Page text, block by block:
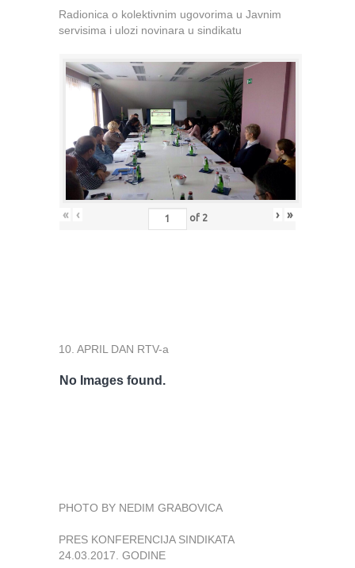
Radionica o kolektivnim ugovorima u Javnim
servisima i ulozi novinara u sindikatu
« ‹ of 2 › »
10. APRIL DAN RTV-a
No Images found.
PHOTO BY NEDIM GRABOVICA
PRES KONFERENCIJA SINDIKATA
24.03.2017. GODINE